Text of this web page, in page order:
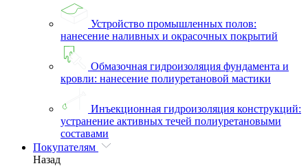
Устройство промышленных полов:
нанесение наливных и окрасочных покрытий
Обмазочная гидроизоляция фундамента и
кровли: нанесение полиуретановой мастики
Инъекционная гидроизоляция конструкций:
устранение активных течей полиуретановыми
составами
Покупателям
Назад